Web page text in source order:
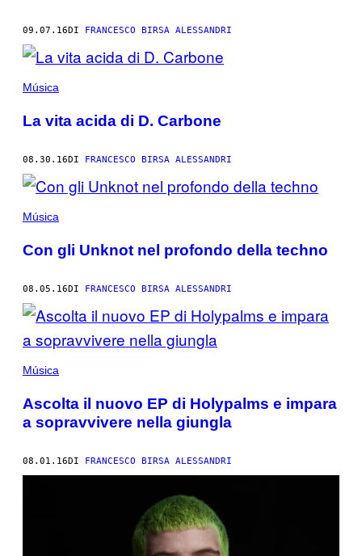
09.07.16DI FRANCESCO BIRSA ALESSANDRI
Música
La vita acida di D. Carbone
08.30.16DI FRANCESCO BIRSA ALESSANDRI
Música
Con gli Unknot nel profondo della techno
08.05.16DI FRANCESCO BIRSA ALESSANDRI
Música
Ascolta il nuovo EP di Holypalms e impara
a sopravvivere nella giungla
08.01.16DI FRANCESCO BIRSA ALESSANDRI